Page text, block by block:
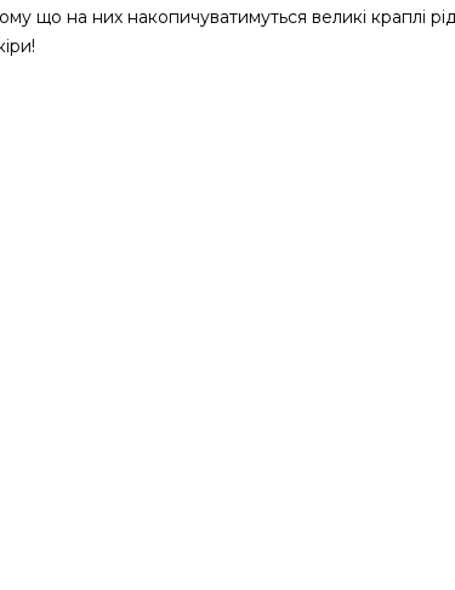
що на них накопичуватимуться великі краплі